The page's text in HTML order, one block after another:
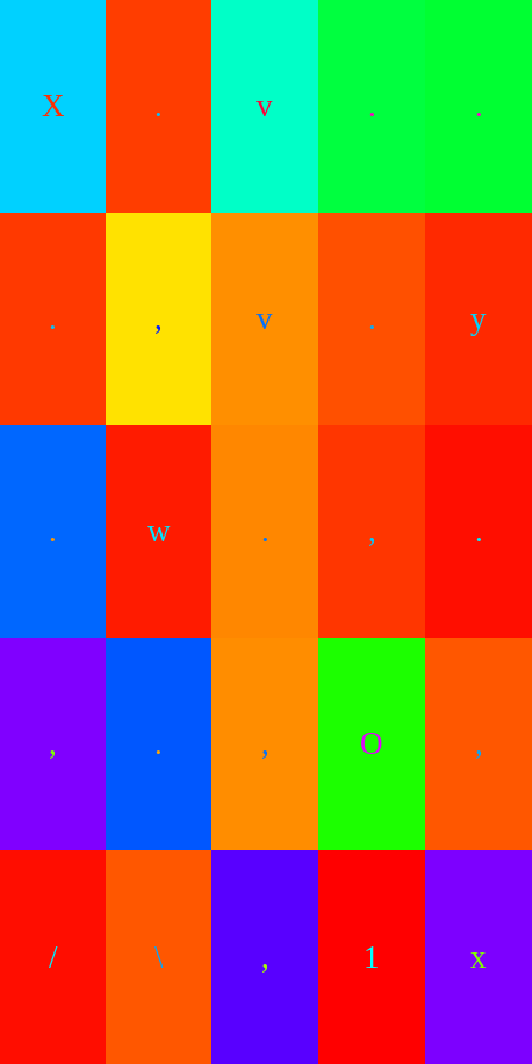
X . v . .
. , v . y
. w . , .
, . , O ,
/ \ , 1 x